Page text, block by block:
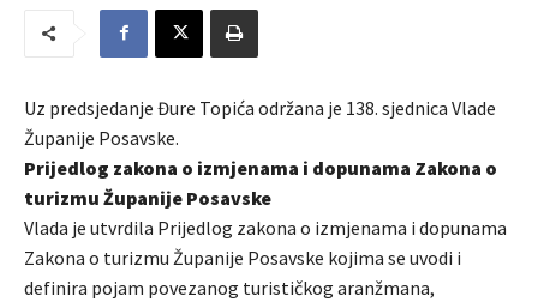
Uz predsjedanje Đure Topića održana je 138. sjednica Vlade
Županije Posavske.
Prijedlog zakona o izmjenama i dopunama Zakona o
turizmu Županije Posavske
Vlada je utvrdila Prijedlog zakona o izmjenama i dopunama
Zakona o turizmu Županije Posavske kojima se uvodi i
definira pojam povezanog turističkog aranžmana,